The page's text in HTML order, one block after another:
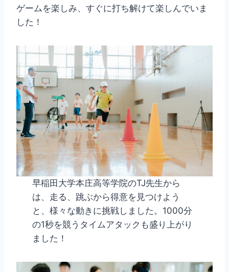
ゲームを楽しみ、すぐに打ち解けて楽しんでいま
した！
早稲田大学本庄高等学院のTJ先生から
は、走る、跳ぶから得意を見つけよう
と、様々な動きに挑戦しました。1000分
の1秒を競うタイムアタックも盛り上がり
ました！